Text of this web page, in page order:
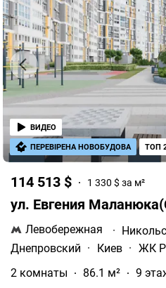
114 513 $ 1 330 $ за м²
ул. Евгения
Левобережная ·
Днепровский · Киев · ЖК
2 комнаты
86.1 м² 9
ВИДЕО
ПЕРЕВІРЕНА НОВОБУДОВА ТОП